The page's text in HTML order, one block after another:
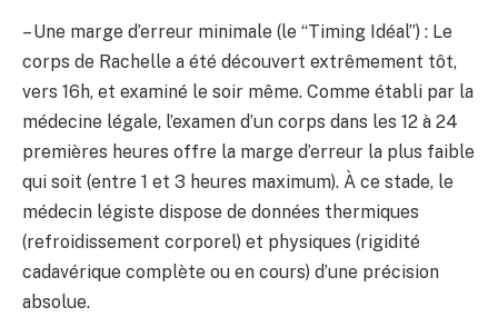
– Une marge d’erreur minimale (le “Timing Idéal”) : Le
corps de Rachelle a été découvert extrêmement tôt,
vers 16h, et examiné le soir même. Comme établi par la
médecine légale, l’examen d’un corps dans les 12 à 24
premières heures offre la marge d’erreur la plus faible
qui soit (entre 1 et 3 heures maximum). À ce stade, le
médecin légiste dispose de données thermiques
(refroidissement corporel) et physiques (rigidité
cadavérique complète ou en cours) d’une précision
absolue.